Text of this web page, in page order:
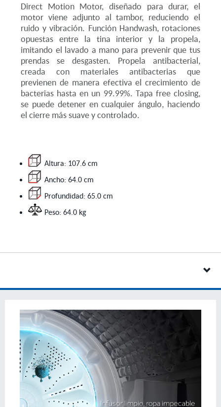
Direct Motion Motor, diseñado para durar, el
motor viene adjunto al tambor, reduciendo el
ruido y vibración. Función Handwash, rotaciones
opuestas entre la tina interior y la propela,
imitando el lavado a mano para prevenir que tus
prendas se desgasten. Propela antibacterial,
creada con materiales antibacterias que
previenen de manera efectiva el crecimiento de
bacterias hasta en un 99.99%. Tapa free closing,
se puede detener en cualquier ángulo, haciendo
el cierre más suave y controlado.
Altura: 107.6 cm
Ancho: 64.0 cm
Profundidad: 65.0 cm
Peso: 64.0 kg